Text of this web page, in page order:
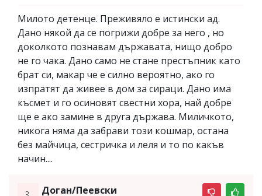
Милото детенце. Преживяло е истински ад.
Дано някой да се погрижи добре за него , но
доколкото познавам държавата, нищо добро
не го чака. Дано само не стане престъпник като
брат си, макар че е силно вероятно, ако го
изпратят да живее в дом за сираци. Дано има
късмет и го осиновят свестни хора, най добре
ще е ако замине в друга държава. Миличкото,
никога няма да забрави този кошмар, остана
без майчица, сестричка и леля и то по какъв
начин....
Доган/Пеевски